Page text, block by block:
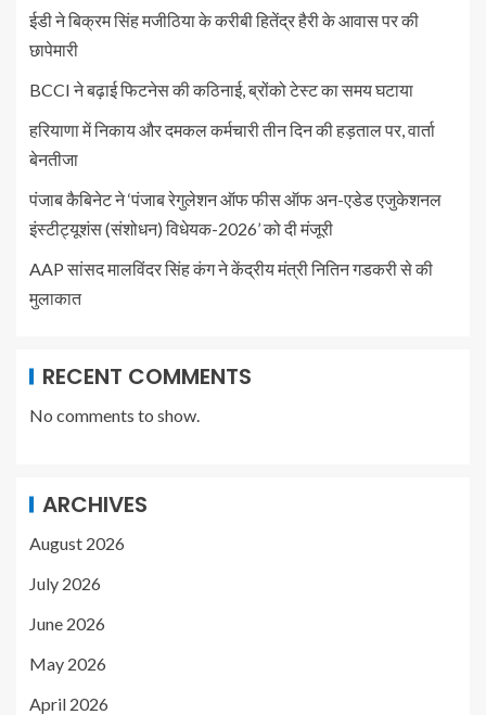
ईडी ने बिक्रम सिंह मजीठिया के करीबी हितेंद्र हैरी के आवास पर की
छापेमारी
BCCI ने बढ़ाई फिटनेस की कठिनाई, ब्रोंको टेस्ट का समय घटाया
हरियाणा में निकाय और दमकल कर्मचारी तीन दिन की हड़ताल पर, वार्ता
बेनतीजा
पंजाब कैबिनेट ने ‘पंजाब रेगुलेशन ऑफ फीस ऑफ अन-एडेड एजुकेशनल
इंस्टीट्यूशंस (संशोधन) विधेयक-2026’ को दी मंजूरी
AAP सांसद मालविंदर सिंह कंग ने केंद्रीय मंत्री नितिन गडकरी से की
मुलाकात
RECENT COMMENTS
No comments to show.
ARCHIVES
August 2026
July 2026
June 2026
May 2026
April 2026